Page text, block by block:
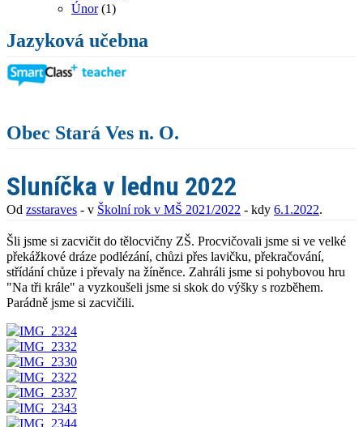
Únor(1)
Jazyková učebna
Obec Stará Ves n. O.
Sluníčka v lednu 2022
Od zsstaraves - v Školní rok v MŠ 2021/2022 - kdy 6.1.2022.
Šli jsme si zacvičit do tělocvičny ZŠ. Procvičovali jsme si ve velké
překážkové dráze podlézání, chůzi přes lavičku, překračování,
střídání chůze i převaly na žíněnce. Zahráli jsme si pohybovou hru
"Na tři krále" a vyzkoušeli jsme si skok do výšky s rozběhem.
Parádně jsme si zacvičili.